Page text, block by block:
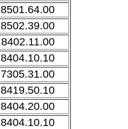
8501.64.00
8502.39.00
8402.11.00
8404.10.10
7305.31.00
8419.50.10
8404.20.00
8404.10.10